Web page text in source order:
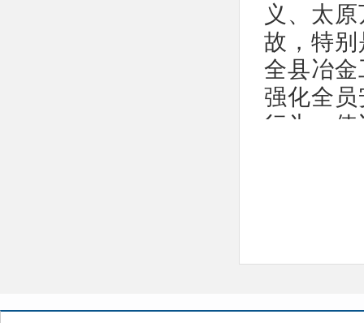
义、太
故，特别
全县冶
强化全
行为，
二、
自即